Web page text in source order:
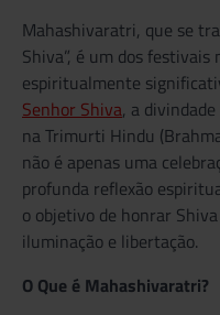
Mahashivaratri, que se
Shiva”, é um dos
espiritualmente
Senhor Shiva, a
na Trimurti Hindu
não é apenas uma
profunda reflexão
o objetivo de honrar
iluminação e libertação.
O Que é Mahashivaratri?